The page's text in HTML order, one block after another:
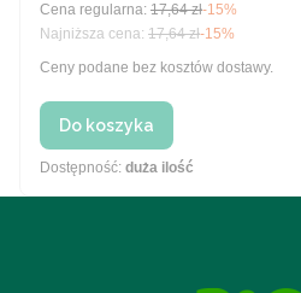
Cena regularna: 17,64 zł-15%
Najniższa cena: 17,64 zł-15%
Ceny podane bez kosztów dostawy.
Do koszyka
Dostępność: duża ilość